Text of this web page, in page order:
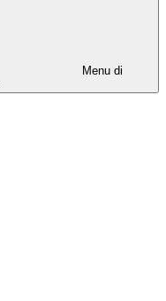
Menu di